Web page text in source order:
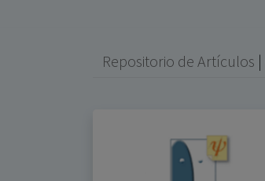
Repositorio de Artículos |